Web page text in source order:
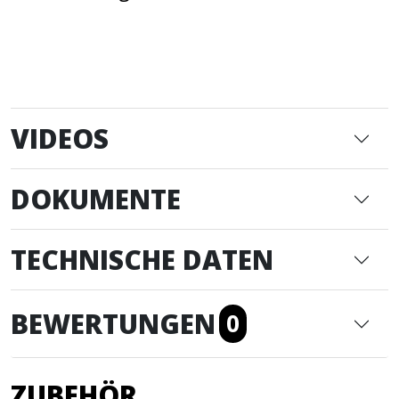
VIDEOS
DOKUMENTE
TECHNISCHE DATEN
BEWERTUNGEN 0